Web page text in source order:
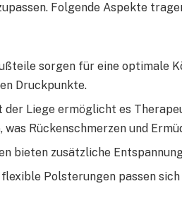
Folgende Aspekte
sorgen für eine optimale
Druckpunkte.
Liege ermöglicht es
Rückenschmerzen und
bieten zusätzliche
Polsterungen passen